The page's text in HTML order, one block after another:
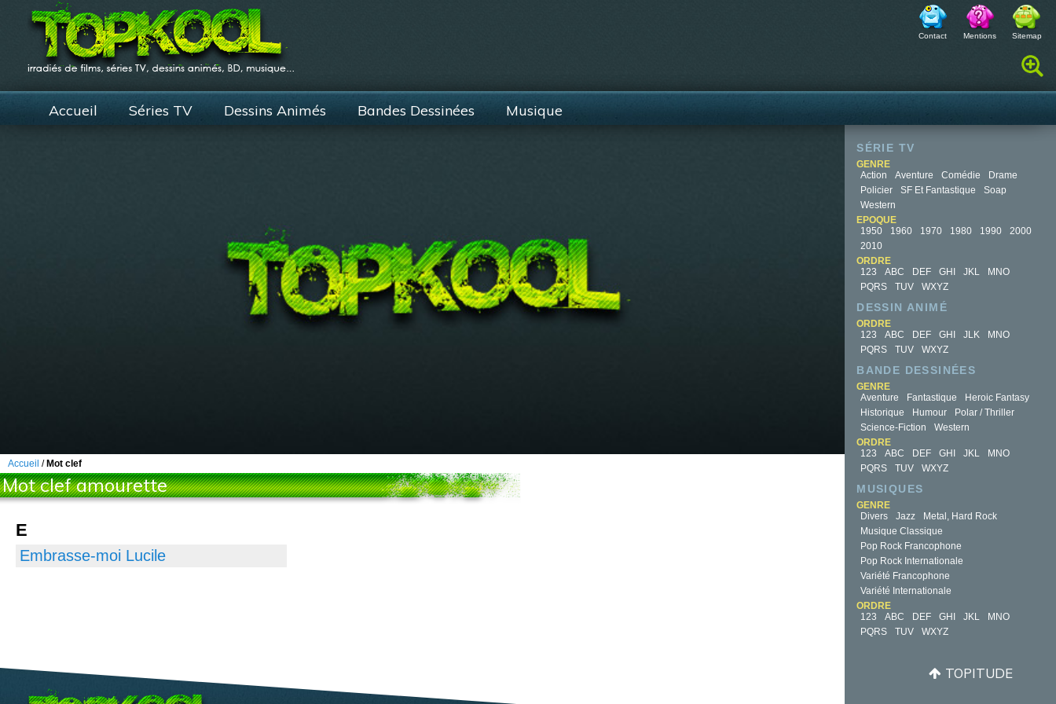
Contact Mentions Sitemap
Rechercher :
Accueil Séries TV Dessins Animés Bandes Dessinées Musique
SÉRIE TV
GENRE
Action
Aventure Comédie
Drame
Policier
SF Et Fantastique
Soap
Western
EPOQUE
1950
1960 1970 1980 1990
2000
2010
ORDRE
123
ABC DEF GHI JKL
MNO
PQRS
TUV WXYZ
DESSIN ANIMÉ
ORDRE
123
ABC DEF GHI JLK
MNO
PQRS
TUV WXYZ
BANDE DESSINÉES
GENRE
Aventure
Fantastique
Heroic Fantasy
Historique
Humour
Polar / Thriller
Science-Fiction
Western
ORDRE
123
ABC DEF GHI JKL
MNO
PQRS
TUV WXYZ
MUSIQUES
GENRE
Divers
Jazz
Metal, Hard Rock
Musique Classique
Pop Rock Francophone
Pop Rock Internationale
Variété Francophone
Variété Internationale
ORDRE
123
ABC DEF GHI JKL
MNO
PQRS
TUV WXYZ
Accueil / Mot clef
Mot clef amourette
E
Embrasse-moi Lucile
TOPITUDE